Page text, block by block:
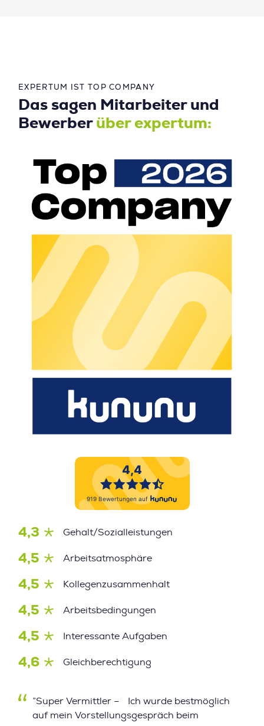
EXPERTUM IST TOP COMPANY
Das sagen Mitarbeiter und
Bewerber über expertum:
4,3 Gehalt/Sozialleistungen
4,5 Arbeitsatmosphäre
4,5 Kollegenzusammenhalt
4,5 Arbeitsbedingungen
4,5 Interessante Aufgaben
4,6 Gleichberechtigung
”Super Vermittler – Ich wurde bestmöglich
auf mein Vorstellungsgespräch beim